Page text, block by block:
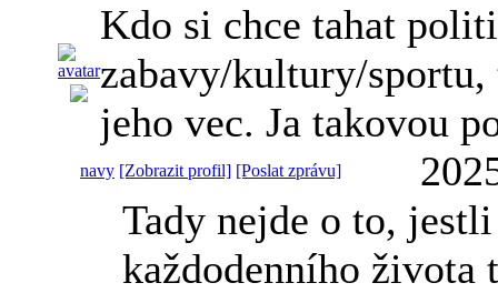
Kdo si chce tahat
zabavy/kultury/
jeho vec. Ja takovou
navy [Zobrazit profil] [Poslat zprávu]
Tady nejde o to,
každodenního života